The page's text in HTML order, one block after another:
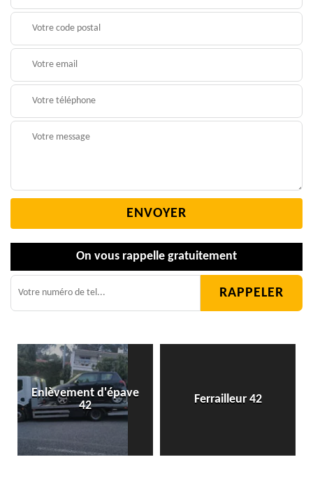
On vous rappelle gratuitement
Enlèvement d'épave
42
Ferrailleur 42